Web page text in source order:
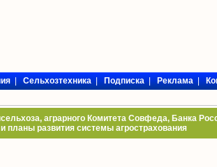
|Сельхозтехника|Подписка|Реклама|
аграрного Комитета Совфеда, Банка
планы развития системы агрострахования